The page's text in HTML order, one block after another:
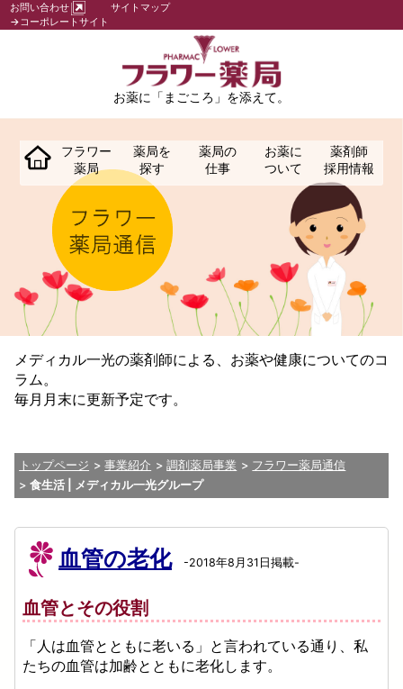
お薬に「まごころ」を添えて。
フラワー
薬局
薬局を
探す
薬局の
仕事
お薬に
ついて
薬剤師
採用情報
お問い合わせ
サイトマップ
→コーポレートサイト
メディカル一光の薬剤師による、お薬や健康についてのコ
ラム。
毎月月末に更新予定です。
トップページ 事業紹介 調剤薬局事業
フラワー薬局通信
食生活 | メディカル一光グループ
血管の老化-2018年8月31日掲載-
血管とその役割
「人は血管とともに老いる」と言われている通り、私
たちの血管は加齢とともに老化します。